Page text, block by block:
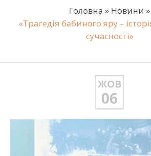
Головна » Новини »
«Трагедія бабиного яру –
сучасності»
ЖОВ
06